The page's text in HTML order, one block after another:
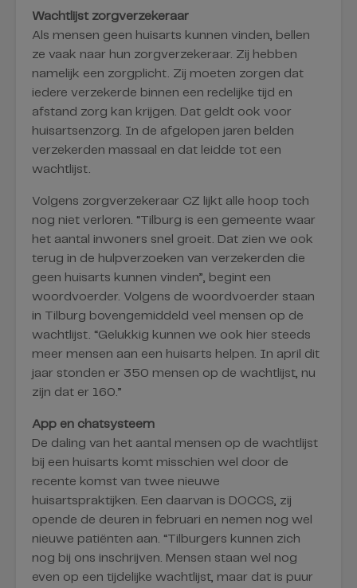
Wachtlijst zorgverzekeraar
Als mensen geen huisarts kunnen vinden, bellen
ze vaak naar hun zorgverzekeraar. Zij hebben
namelijk een zorgplicht. Zij moeten zorgen dat
iedere verzekerde binnen een redelijke tijd en
afstand zorg kan krijgen. Dat geldt ook voor
huisartsenzorg. In de afgelopen jaren belden
verzekerden massaal en dat leidde tot een
wachtlijst.
Volgens zorgverzekeraar CZ lijkt alle hoop toch
nog niet verloren. “Tilburg is een gemeente waar
het aantal inwoners snel groeit. Dat zien we ook
terug in de hulpverzoeken van verzekerden die
geen huisarts kunnen vinden”, begint een
woordvoerder. Volgens de woordvoerder staan
in Tilburg bovengemiddeld veel mensen op de
wachtlijst. “Gelukkig kunnen we ook hier steeds
meer mensen aan een huisarts helpen. In april dit
jaar stonden er 350 mensen op de wachtlijst, nu
zijn dat er 160.”
App en chatsysteem
De daling van het aantal mensen op de wachtlijst
bij een huisarts komt misschien wel door de
recente komst van twee nieuwe
huisartspraktijken. Een daarvan is DOCCS, zij
opende de deuren in februari en nemen nog wel
nieuwe patiënten aan. “Tilburgers kunnen zich
nog bij ons inschrijven. Mensen staan wel nog
even op een tijdelijke wachtlijst, maar dat is puur